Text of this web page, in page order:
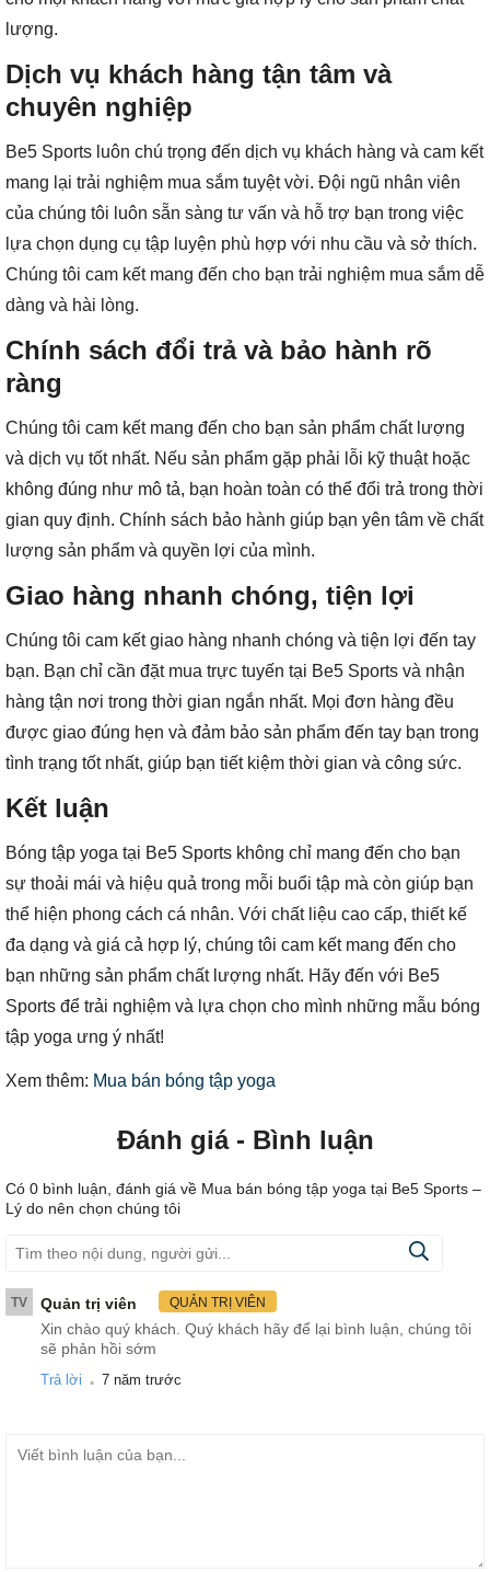
lượng.
Dịch vụ khách hàng tận tâm và
chuyên nghiệp
Be5 Sports luôn chú trọng đến dịch vụ khách hàng và cam kết
mang lại trải nghiệm mua sắm tuyệt vời. Đội ngũ nhân viên
của chúng tôi luôn sẵn sàng tư vấn và hỗ trợ bạn trong việc
lựa chọn dụng cụ tập luyện phù hợp với nhu cầu và sở thích.
Chúng tôi cam kết mang đến cho bạn trải nghiệm mua sắm dễ
dàng và hài lòng.
Chính sách đổi trả và bảo hành rõ
ràng
Chúng tôi cam kết mang đến cho bạn sản phẩm chất lượng
và dịch vụ tốt nhất. Nếu sản phẩm gặp phải lỗi kỹ thuật hoặc
không đúng như mô tả, bạn hoàn toàn có thể đổi trả trong thời
gian quy định. Chính sách bảo hành giúp bạn yên tâm về chất
lượng sản phẩm và quyền lợi của mình.
Giao hàng nhanh chóng, tiện lợi
Chúng tôi cam kết giao hàng nhanh chóng và tiện lợi đến tay
bạn. Bạn chỉ cần đặt mua trực tuyến tại Be5 Sports và nhận
hàng tận nơi trong thời gian ngắn nhất. Mọi đơn hàng đều
được giao đúng hẹn và đảm bảo sản phẩm đến tay bạn trong
tình trạng tốt nhất, giúp bạn tiết kiệm thời gian và công sức.
Kết luận
Bóng tập yoga tại Be5 Sports không chỉ mang đến cho bạn
sự thoải mái và hiệu quả trong mỗi buổi tập mà còn giúp bạn
thể hiện phong cách cá nhân. Với chất liệu cao cấp, thiết kế
đa dạng và giá cả hợp lý, chúng tôi cam kết mang đến cho
bạn những sản phẩm chất lượng nhất. Hãy đến với Be5
Sports để trải nghiệm và lựa chọn cho mình những mẫu bóng
tập yoga ưng ý nhất!
Xem thêm: Mua bán bóng tập yoga
Đánh giá - Bình luận
Có 0 bình luận, đánh giá về Mua bán bóng tập yoga tại Be5 Sports –
Lý do nên chọn chúng tôi
TV Quản trị viên QUẢN TRỊ VIÊN
Xin chào quý khách. Quý khách hãy để lại bình luận, chúng tôi
sẽ phản hồi sớm
Trả lời . 7 năm trước